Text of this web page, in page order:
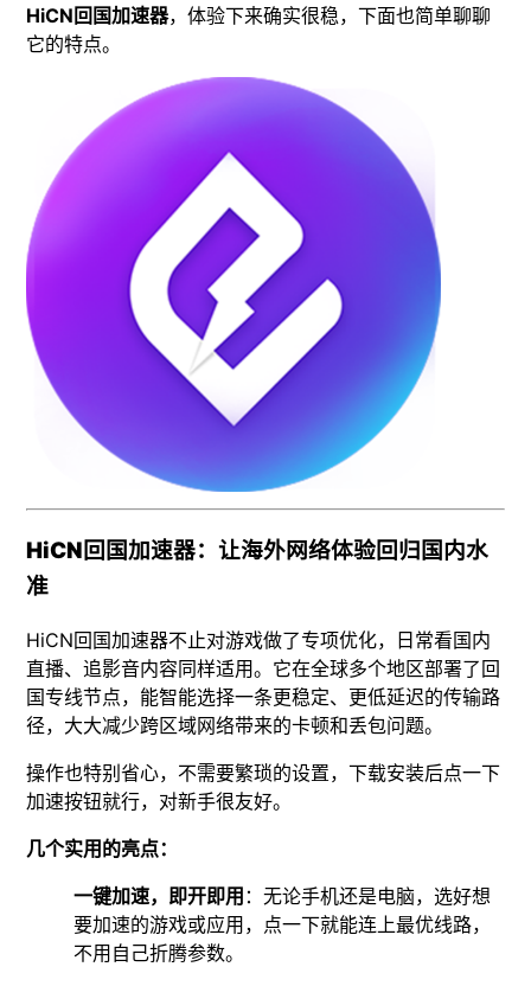
HiCN回国加速器，体验下来确实很稳，下面也简单聊聊
它的特点。
HiCN回国加速器：让海外网络体验回归国内水
准
HiCN回国加速器不止对游戏做了专项优化，日常看国内
直播、追影音内容同样适用。它在全球多个地区部署了回
国专线节点，能智能选择一条更稳定、更低延迟的传输路
径，大大减少跨区域网络带来的卡顿和丢包问题。
操作也特别省心，不需要繁琐的设置，下载安装后点一下
加速按钮就行，对新手很友好。
几个实用的亮点：
一键加速，即开即用 ：无论手机还是电脑，选好想
要加速的游戏或应用，点一下就能连上最优线路，
不用自己折腾参数。